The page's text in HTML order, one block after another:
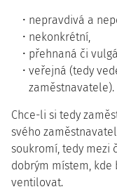
nepravdivá a
nekonkrétní,
přehnaná či
veřejná (tedy
zaměstnavatele).
Chce-li si tedy
svého
soukromí, tedy mezi
dobrým místem,
ventilovat.